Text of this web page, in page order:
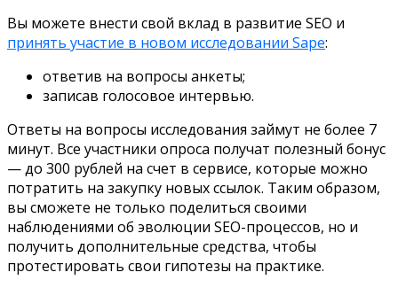
Вы можете внести свой вклад в развитие SEO и
принять участие в новом исследовании Sape:
ответив на вопросы анкеты;
записав голосовое интервью.
Ответы на вопросы исследования займут не более 7
минут. Все участники опроса получат полезный бонус
— до 300 рублей на счет в сервисе, которые можно
потратить на закупку новых ссылок. Таким образом,
вы сможете не только поделиться своими
наблюдениями об эволюции SEO-процессов, но и
получить дополнительные средства, чтобы
протестировать свои гипотезы на практике.